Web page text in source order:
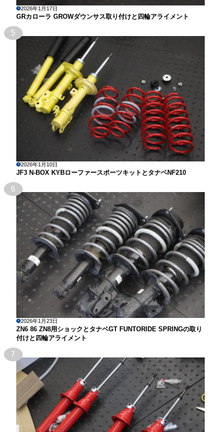
2026年1月17日
GRカローラ GROWダウンサス取り付けと四輪アライメント
5
2026年1月10日
JF3 N-BOX KYBローファースポーツキットとタナベNF210
6
2026年1月23日
ZN6 86 ZN8用ショックとタナベGT FUNTORIDE SPRINGの取り
付けと四輪アライメント
7